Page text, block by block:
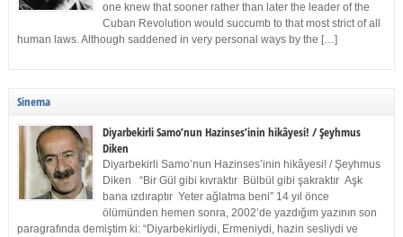
one knew that sooner rather than later the leader of the
Cuban Revolution would succumb to that most strict of all
human laws. Although saddened in very personal ways by the […]
Sinema
Diyarbekirli Samo’nun Hazinses’inin hikâyesi! / Şeyhmus
Diken
Diyarbekirli Samo’nun Hazinses’inin hikâyesi! / Şeyhmus
Diken “Bir Gül gibi kıvraktır Bülbül gibi şakraktır Aşk
bana ızdıraptır Yeter ağlatma beni” 14 yıl önce
ölümünden hemen sonra, 2002’de yazdığım yazının son
paragrafında demiştim ki: “Diyarbekirliydi, Ermeniydi, hazin sesliydi ve